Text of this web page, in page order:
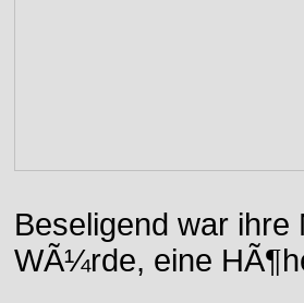
Beseligend war
WÃ¼rde, eine